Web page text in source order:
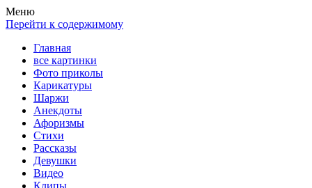
Весела хата — прикольные картинки, смешные истории, клипы!
Покажем всем ваши фото приколы, карикатуры, шаржи, стихи,
Меню
Перейти к содержимому
Главная
все картинки
Фото приколы
Карикатуры
Шаржи
Анекдоты
Афоризмы
Стихи
Рассказы
Девушки
Видео
Клипы